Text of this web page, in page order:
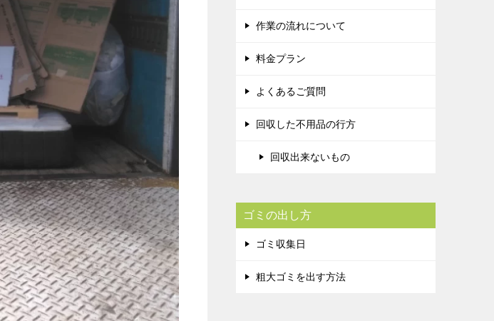
作業の流れについて
料金プラン
よくあるご質問
回収した不用品の行方
回収出来ないもの
ゴミの出し方
ゴミ収集日
粗大ゴミを出す方法